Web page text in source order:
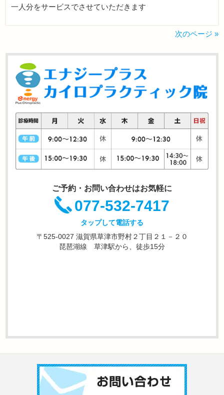
一人分をサービスでさせていただきます
次のページ »
ご予約・お問い合わせはお気軽に
077-532-7417
タップして電話する
〒525-0027 滋賀県草津市野村２丁目２１－２０
琵琶湖線 草津駅から、徒歩15分